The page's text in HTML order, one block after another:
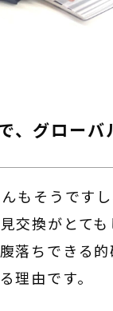
、グロー
もそうです
交換がとて
落ちできる
理由です。